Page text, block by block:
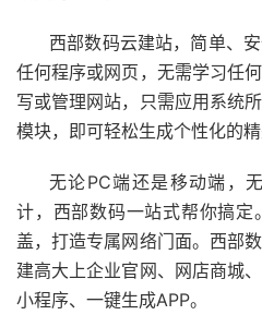
西部数码云建站，简单、
任何程序或网页，无需学习任
写或管理网站，只需应用系统
模块，即可轻松生成个性化的精
无论PC端还是移动端，
计，西部数码一站式帮你搞定
盖，打造专属网络门面。西部
建高大上企业官网、网店商城
小程序、一键生成APP。